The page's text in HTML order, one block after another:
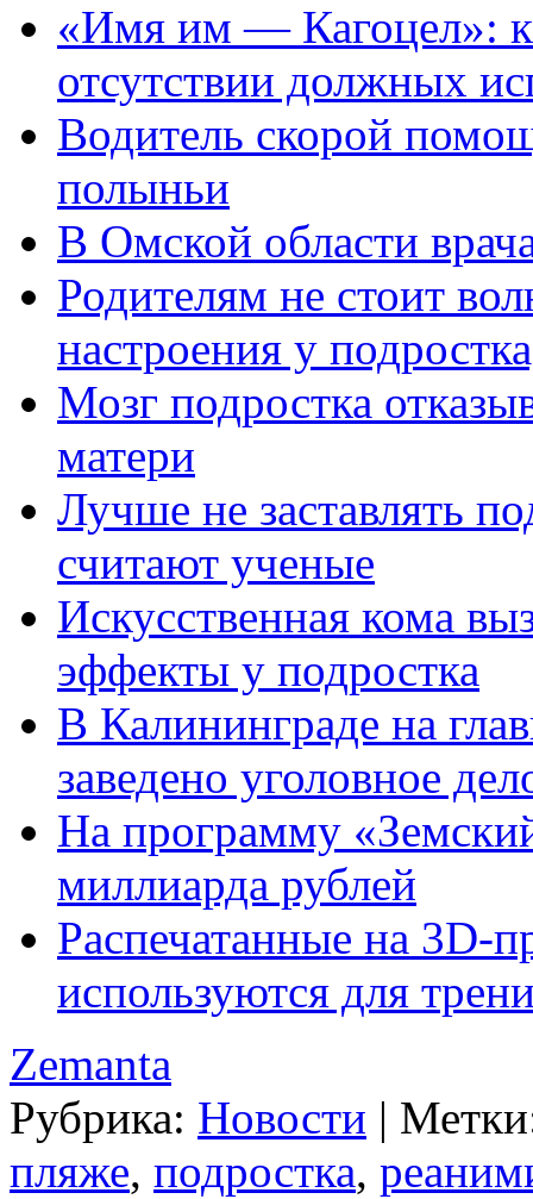
«Имя им — Кагоцел»:
отсутствии должных
Водитель скорой
полыньи
В Омской области
Родителям не стоит
настроения у
Мозг подростка
матери
Лучше не заставлять
считают ученые
Искусственная кома
эффекты у подростка
В Калининграде на
заведено уголовное
На программу
миллиарда рублей
Распечатанные на 3D-
используются для
Zemanta
Рубрика: Новости |
пляже, подростка,